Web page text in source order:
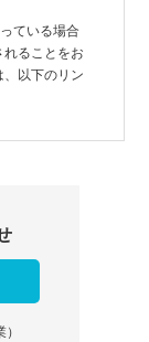
ている場合
ることをお
以下のリン